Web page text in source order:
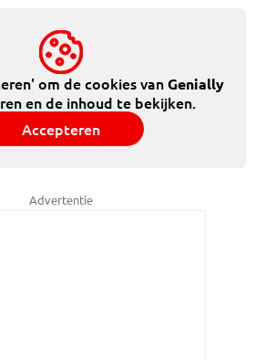
om de cookies vanGenially
en de inhoud te bekijken.
Accepteren
Advertentie